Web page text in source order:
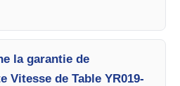
la garantie de
Vitesse de Table YR019-